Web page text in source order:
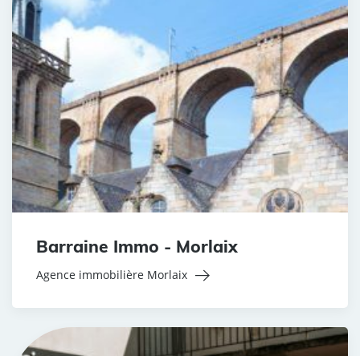
Barraine Immo - Morlaix
Agence immobilière Morlaix